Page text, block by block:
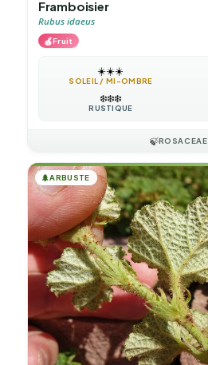
Framboisier
Rubus idaeus
🍎Fruit
☀️☀️☀️
SOLEIL / MI-OMBRE
❄️❄️❄️
RUSTIQUE
🍃ROSACEAE
🌲ARBUSTE